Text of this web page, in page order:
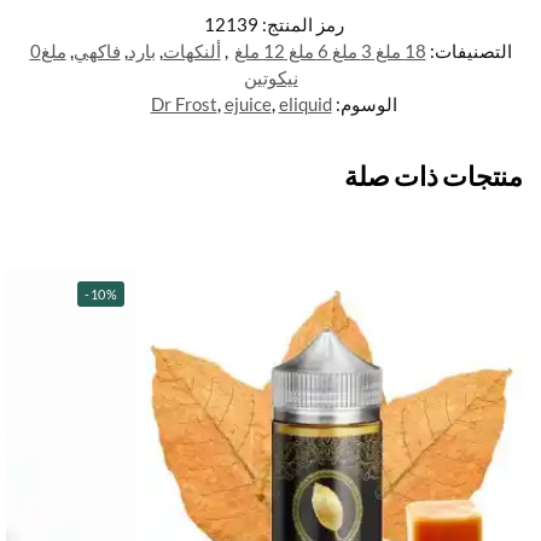
رمز المنتج: 12139
التصنيفات: 18 ملغ 3 ملغ 6 ملغ 12 ملغ , ألنكهات, بارد, فاكهي,
ملغ0
نيكوتين
الوسوم:
Dr Frost,ejuice,eliquid
منتجات ذات صلة
-10%